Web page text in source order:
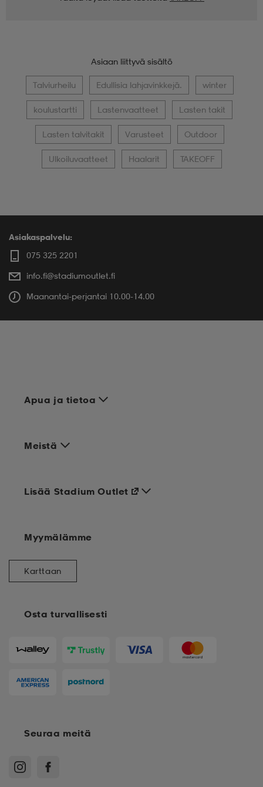
Asiaan liittyvä sisältö
Talviurheilu Edullisia lahjavinkkejä. winter
koulustartti Lastenvaatteet Lasten takit
Lasten talvitakit Varusteet Outdoor
Ulkoiluvaatteet Haalarit TAKEOFF
Asiakaspalvelu:
075 325 2201
info.fi@stadiumoutlet.fi
Maanantai-perjantai 10.00-14.00
Apua ja tietoa
Meistä
Osta turvallisesti
Lisää Stadium Outlet
Myymälämme
Karttaan
Seuraa meitä